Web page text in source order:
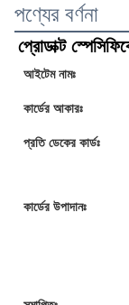
পণ্যের বর্ণনা
প্রোডাক্ট
আইটেম নামঃ
কার্ডের আকারঃ
প্রতি ডেকের কার্ডঃ
কার্ডের উপাদানঃ